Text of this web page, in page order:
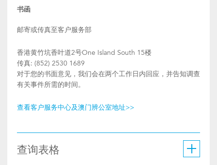
书函
邮寄或传真至客户服务部
香港黄竹坑香叶道2号One Island South 15楼
传真: (852) 2530 1689
对于您的书面意见，我们会在两个工作日内回应，并告知调查
有关事件所需的时间。
查看客户服务中心及澳门辨公室地址>>
查询表格